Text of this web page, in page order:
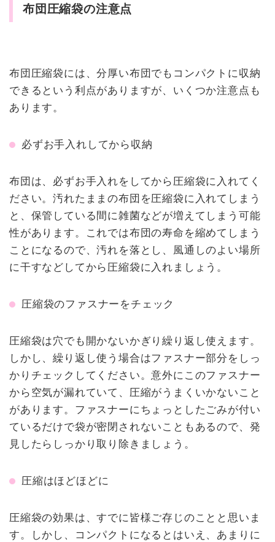
布団圧縮袋の注意点
布団圧縮袋には、分厚い布団でもコンパクトに収納
できるという利点がありますが、いくつか注意点も
あります。
必ずお手入れしてから収納
布団は、必ずお手入れをしてから圧縮袋に入れてく
ださい。汚れたままの布団を圧縮袋に入れてしまう
と、保管している間に雑菌などが増えてしまう可能
性があります。これでは布団の寿命を縮めてしまう
ことになるので、汚れを落とし、風通しのよい場所
に干すなどしてから圧縮袋に入れましょう。
圧縮袋のファスナーをチェック
圧縮袋は穴でも開かないかぎり繰り返し使えます。
しかし、繰り返し使う場合はファスナー部分をしっ
かりチェックしてください。意外にこのファスナー
から空気が漏れていて、圧縮がうまくいかないこと
があります。ファスナーにちょっとしたごみが付い
ているだけで袋が密閉されないこともあるので、発
見したらしっかり取り除きましょう。
圧縮はほどほどに
圧縮袋の効果は、すでに皆様ご存じのことと思いま
す。しかし、コンパクトになるとはいえ、あまりに